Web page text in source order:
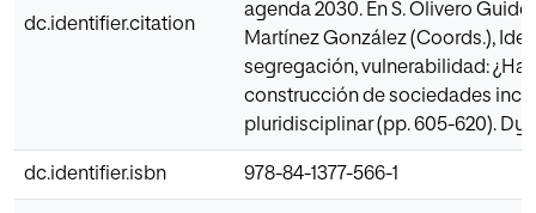
dc.identifier.citation
agenda 2030. En S. Olivero
Martínez González (Coords.),
segregación, vulnerabilidad:
construcción de sociedades
pluridisciplinar (pp. 605-620).
dc.identifier.isbn 978-84-1377-566-1